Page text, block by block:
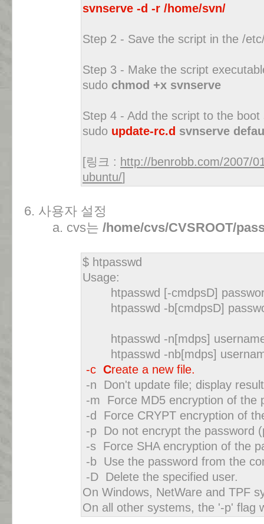
svnserve -d -r /home/svn/
Step 2 - Save the script in the /
Step 3 - Make the script
sudo chmod +x svnserve
Step 4 - Add the script to the boot
sudo update-rc.d svnserve
[링크 : http://benrobb.com/2007/
ubuntu/]
6. 사용자 설정
a. cvs는 /home/cvs/CVSROOT/
$ htpasswd
Usage:
htpasswd [-cmdpsD]
htpasswd -b[cmdpsD]
htpasswd -n[mdps]
htpasswd -nb[mdps]
-c Create a new file.
-n Don't update file; display
-m Force MD5 encryption of the
-d Force CRYPT encryption of
-p Do not encrypt the password
-s Force SHA encryption of the
-b Use the password from the
-D Delete the specified user.
On Windows, NetWare and TPF
On all other systems, the '-p' flag